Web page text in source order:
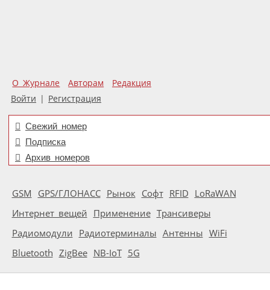
О Журнале Авторам
Редакция
Войти | Регистрация
Свежий номер
Подписка
Архив номеров
GSM GPS/ГЛОНАСС Рынок Софт RFID LoRaWAN
Интернет вещей Применение Трансиверы
Радиомодули Радиотерминалы Антенны WiFi
Bluetooth ZigBee NB-IoT 5G